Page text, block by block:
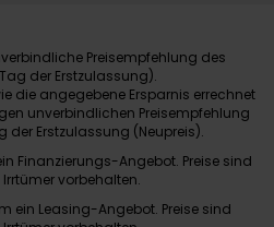
Preisempfehlung des
der Erstzulassung).
die angegebene Ersparnis errechnet
unverbindlichen Preisempfehlung
der Erstzulassung (Neupreis).
Finanzierungs-Angebot. Preise sind
Irrtümer vorbehalten.
ein Leasing-Angebot. Preise sind